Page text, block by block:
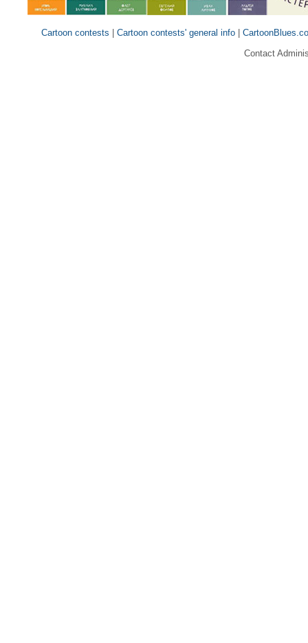
Cartoon contests Cartoon contests' general info|
Contact